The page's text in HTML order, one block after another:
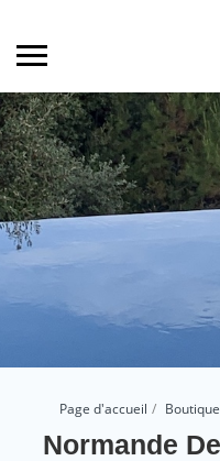
Page d'accueil
Normande